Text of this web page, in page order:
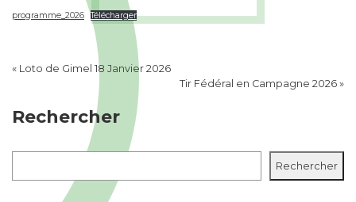
programme_2026 Télécharger
« Loto de Gimel 18 Janvier 2026
Tir Fédéral en Campagne 2026 »
Rechercher
Rechercher